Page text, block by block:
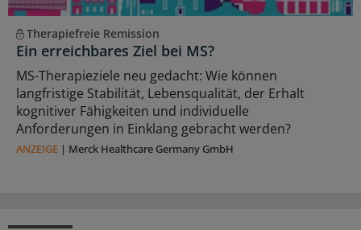
Therapiefreie Remission
Ein erreichbares Ziel bei MS?
MS-Therapieziele neu gedacht: Wie können
langfristige Stabilität, Lebensqualität, der Erhalt
kognitiver Fähigkeiten und individuelle
Anforderungen in Einklang gebracht werden?
ANZEIGE | Merck Healthcare Germany GmbH